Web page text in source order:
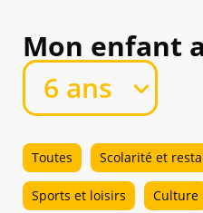
Mon enfant a
Toutes Scolarité et
Sports et loisirs Culture